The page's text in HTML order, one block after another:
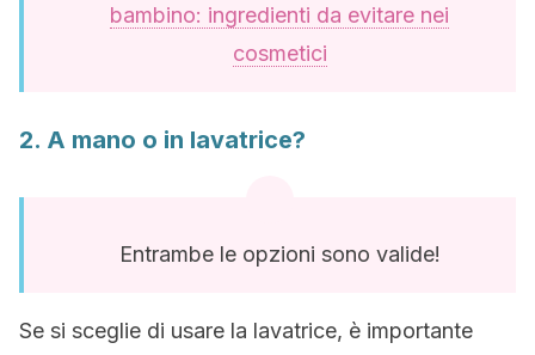
bambino: ingredienti da evitare nei
cosmetici
2. A mano o in lavatrice?
Entrambe le opzioni sono valide!
Se si sceglie di usare la lavatrice, è importante